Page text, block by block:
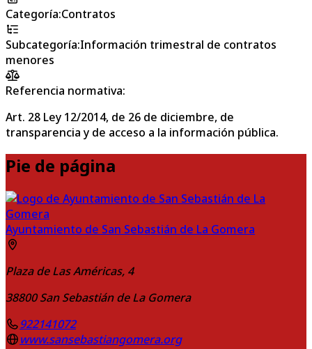
Categoría:Contratos
Subcategoría:Información trimestral de contratos
menores
Referencia normativa:
Art. 28 Ley 12/2014, de 26 de diciembre, de
transparencia y de acceso a la información pública.
Pie de página
Ayuntamiento de San Sebastián de La Gomera
Plaza de Las Américas, 4
38800 San Sebastián de La Gomera
922141072
www.sansebastiangomera.org